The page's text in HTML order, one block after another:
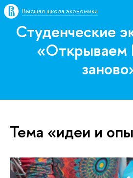
Высшая школа экономики
Студенческие
«Открываем
Тема «идеи и